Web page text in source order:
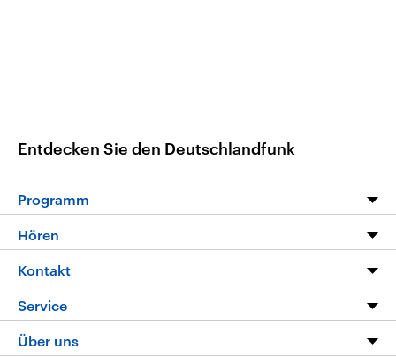
Entdecken Sie den Deutschlandfunk
Programm
Programm
Die Nachrichten
Nachrichtenleicht
Neue Beiträge auf dlf.de
Hören
Livestream
Podcasts
Deutschlandfunk App
Kontakt
Hörerservice
Service
FAQ
Über uns